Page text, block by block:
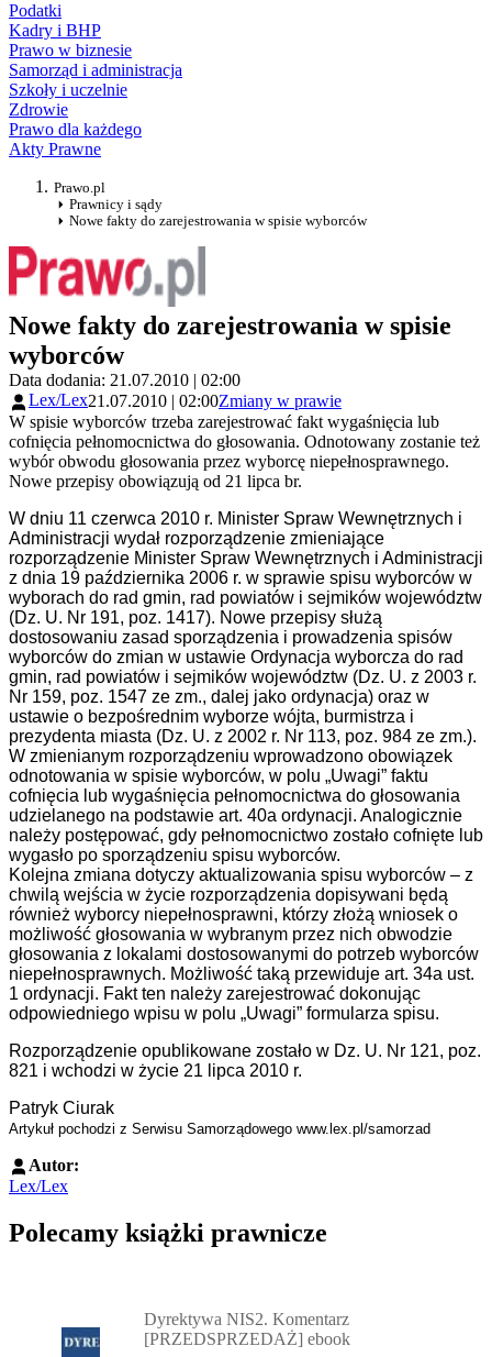
Podatki
Kadry i BHP
Prawo w biznesie
Samorząd i administracja
Szkoły i uczelnie
Zdrowie
Prawo dla każdego
Akty Prawne
Prawo.pl
Prawnicy i sądy
Nowe fakty do zarejestrowania w spisie wyborców
Nowe fakty do zarejestrowania w spisie
wyborców
Data dodania: 21.07.2010 | 02:00
Lex/Lex21.07.2010 | 02:00Zmiany w prawie
W spisie wyborców trzeba zarejestrować fakt wygaśnięcia lub
cofnięcia pełnomocnictwa do głosowania. Odnotowany zostanie też
wybór obwodu głosowania przez wyborcę niepełnosprawnego.
Nowe przepisy obowiązują od 21 lipca br.
W dniu 11 czerwca 2010 r. Minister Spraw Wewnętrznych i
Administracji wydał rozporządzenie zmieniające
rozporządzenie Minister Spraw Wewnętrznych i Administracji
z dnia 19 października 2006 r. w sprawie spisu wyborców w
wyborach do rad gmin, rad powiatów i sejmików województw
(Dz. U. Nr 191, poz. 1417). Nowe przepisy służą
dostosowaniu zasad sporządzenia i prowadzenia spisów
wyborców do zmian w ustawie Ordynacja wyborcza do rad
gmin, rad powiatów i sejmików województw (Dz. U. z 2003 r.
Nr 159, poz. 1547 ze zm., dalej jako ordynacja) oraz w
ustawie o bezpośrednim wyborze wójta, burmistrza i
prezydenta miasta (Dz. U. z 2002 r. Nr 113, poz. 984 ze zm.).
W zmienianym rozporządzeniu wprowadzono obowiązek
odnotowania w spisie wyborców, w polu „Uwagi” faktu
cofnięcia lub wygaśnięcia pełnomocnictwa do głosowania
udzielanego na podstawie art. 40a ordynacji. Analogicznie
należy postępować, gdy pełnomocnictwo zostało cofnięte lub
wygasło po sporządzeniu spisu wyborców.
Kolejna zmiana dotyczy aktualizowania spisu wyborców – z
chwilą wejścia w życie rozporządzenia dopisywani będą
również wyborcy niepełnosprawni, którzy złożą wniosek o
możliwość głosowania w wybranym przez nich obwodzie
głosowania z lokalami dostosowanymi do potrzeb wyborców
niepełnosprawnych. Możliwość taką przewiduje art. 34a ust.
1 ordynacji. Fakt ten należy zarejestrować dokonując
odpowiedniego wpisu w polu „Uwagi” formularza spisu.
Rozporządzenie opublikowane zostało w Dz. U. Nr 121, poz.
821 i wchodzi w życie 21 lipca 2010 r.
Patryk Ciurak
Artykuł pochodzi z Serwisu Samorządowego www.lex.pl/samorzad
Autor:
Lex/Lex
Polecamy książki prawnicze
Dyrektywa NIS2. Komentarz
[PRZEDSPRZEDAŻ] ebook